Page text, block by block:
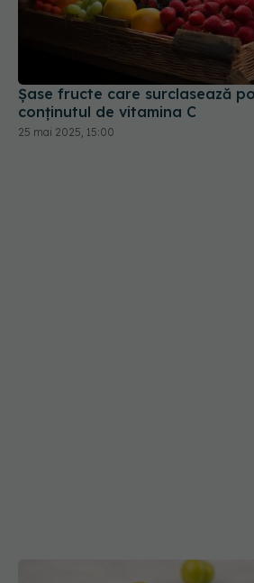
Șase fructe care surclasează
conținutul de vitamina C
25 mai 2025, 15:00